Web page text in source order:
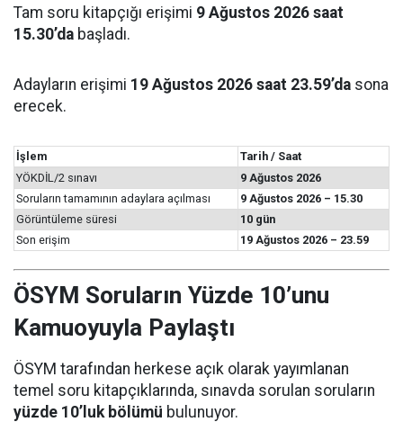
Tam soru kitapçığı erişimi 9 Ağustos 2026 saat
15.30’da başladı.
Adayların erişimi 19 Ağustos 2026 saat 23.59’da sona
erecek.
İşlem
Tarih / Saat
YÖKDİL/2 sınavı
9 Ağustos 2026
Soruların tamamının adaylara açılması
9 Ağustos 2026 – 15.30
Görüntüleme süresi
10 gün
Son erişim
19 Ağustos 2026 – 23.59
ÖSYM Soruların Yüzde 10’unu
Kamuoyuyla Paylaştı
ÖSYM tarafından herkese açık olarak yayımlanan
temel soru kitapçıklarında, sınavda sorulan soruların
yüzde 10’luk bölümü bulunuyor.